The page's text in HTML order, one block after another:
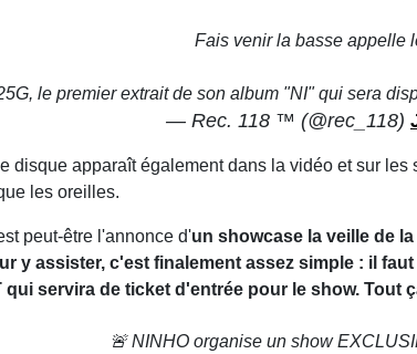
Fais venir la basse appelle
le premier extrait de son album "NI" qui sera
— Rec. 118 ™ (@rec_118)
disque apparaît également dans la vidéo et sur
les oreilles.
peut-être l'annonce d'un showcase la veille de
y assister, c'est finalement assez simple : il
servira de ticket d'entrée pour le show. Tout
🚨 NINHO organise un show